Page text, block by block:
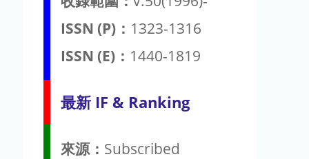
ISSN (P)： 1323-1316
ISSN (E)： 1440-1819
最新 IF & Ranking
來源： Subscribed